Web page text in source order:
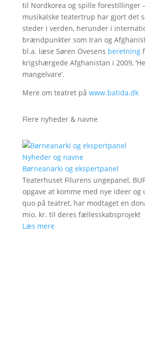
til Nordkorea og spille forestillinger
musikalske teatertrup har gjort det
steder i verden, herunder i
brændpunkter som Iran og
bl.a. læse Søren Ovesens beretning
krigshærgede Afghanistan i 2009,
mangelvare’.
Mere om teatret på www.batida.dk
Flere nyheder & navne
Nyheder og navne
Børneanarki og ekspertpanel
Teaterhuset Filurens ungepanel,
opgave at komme med nye ideer
quo på teatret, har modtaget en
mio. kr. til deres fællesskabsprojekt
Læs mere